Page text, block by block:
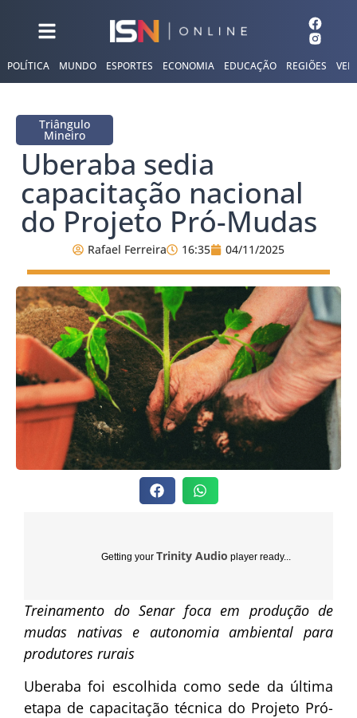
POLÍTICA MUNDO ESPORTES ECONOMIA EDUCAÇÃO REGIÕES
Triângulo
Mineiro
Uberaba sedia
capacitação nacional
do Projeto Pró-Mudas
Rafael Ferreira 16:35 04/11/2025
Getting your Trinity Audio player ready...
Treinamento do Senar foca em produção de
mudas nativas e autonomia ambiental para
produtores rurais
Uberaba foi escolhida como sede da última
etapa de capacitação técnica do Projeto Pró-